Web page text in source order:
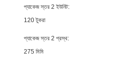
প্যাকেজ স্তর 2 ইউনিট:
120 টুকরা
প্যাকেজ স্তর 2 প্রস্থ:
275 মিমি